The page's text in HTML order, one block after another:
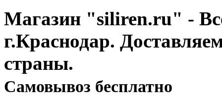
Магазин "siliren.ru" -
г.Краснодар.
страны.
Cамовывоз бесплатно